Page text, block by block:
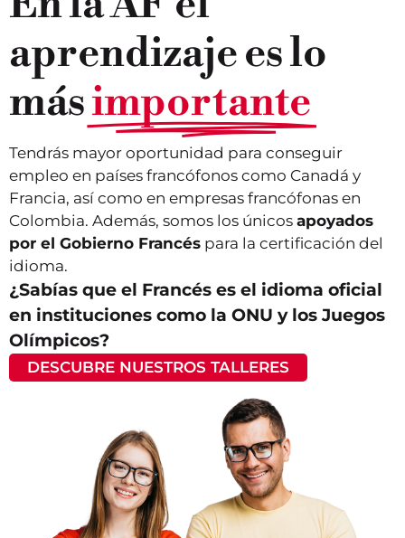
aprendizaje es lo
másimportante
Tendrás mayor oportunidad para conseguir
empleo en países francófonos como Canadá y
Francia, así como en empresas francófonas en
Colombia. Además, somos los únicos apoyados
por el Gobierno Francés para la certificación del
idioma.
¿Sabías que el Francés es el idioma oficial
en instituciones como la ONU y los Juegos
Olímpicos?
DESCUBRE NUESTROS TALLERES